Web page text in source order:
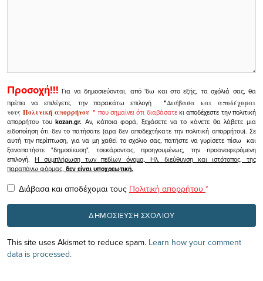
Προσοχή!!! Για να δημοσιεύονται, από 'δω και στο εξής, τα σχόλιά σας, θα
πρέπει να επιλέγετε, την παρακάτω επιλογή
"Διάβασα και αποδέχομαι
τουςΠολιτική απορρήτου" που σημαίνει ότι διαβάσατεκι αποδέχεστε την πολιτική
απορρήτου τουkozan.gr. Αν, κάποια φορά, ξεχάσετε να το κάνετε θα λάβετε μια
ειδοποίηση ότι δεν το πατήσατε (αρα δεν αποδεχτήκατε την πολιτική απορρήτου). Σε
αυτή την περίπτωση, για να μη χαθεί το σχόλιο σας, πατήστε να γυρίσετε πίσω και
ξαναπατήστε "δημοσίευση", τσεκάροντας, προηγουμένως, την προαναφερόμενη
επιλογή.Η συμπλήρωση των πεδίων όνομα, Ηλ. διεύθυνση και ιστότοπος, της
παραπάνω φόρμας, δεν είναι υποχρεωτική.
Διάβασα και αποδέχομαι τους Πολιτική απορρήτου *
This site uses Akismet to reduce spam. Learn how your comment
data is processed.